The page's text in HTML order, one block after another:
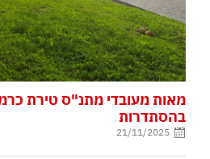
מאות מעובדי מתנ"ס טירת
בהסתדרות
21/11/2025